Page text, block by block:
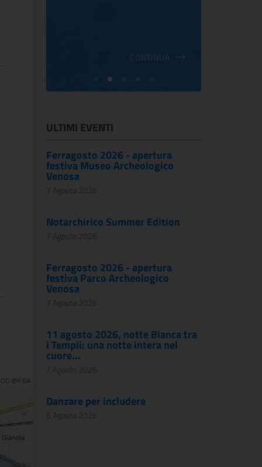
CC-BY-SA
CONTINUA
ULTIMI EVENTI
Ferragosto 2026 - apertura
festiva Museo Archeologico
Venosa
7 Agosto 2026
Notarchirico Summer Edition
7 Agosto 2026
Ferragosto 2026 - apertura
festiva Parco Archeologico
Venosa
7 Agosto 2026
11 agosto 2026, notte Bianca tra
i Templi: una notte intera nel
cuore...
7 Agosto 2026
Danzare per includere
6 Agosto 2026